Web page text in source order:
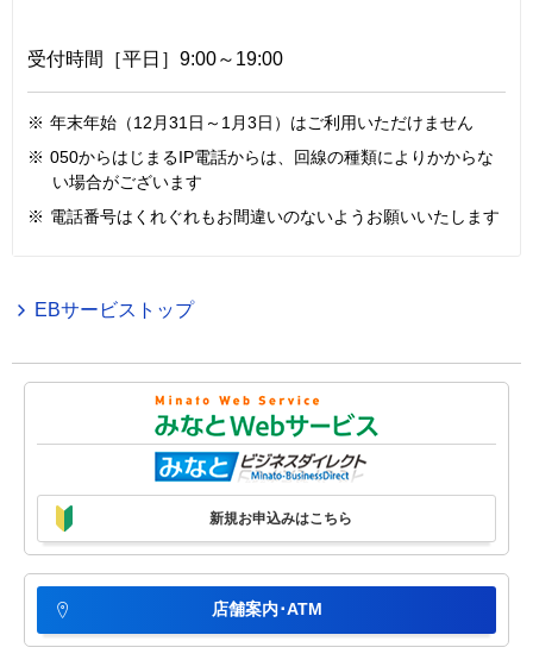
受付時間［平日］9:00～19:00
※ 年末年始（12月31日～1月3日）はご利用いただけません
※ 050からはじまるIP電話からは、回線の種類によりかからな
い場合がございます
※ 電話番号はくれぐれもお間違いのないようお願いいたします
EBサービストップ
新規お申込みはこちら
店舗案内･ATM